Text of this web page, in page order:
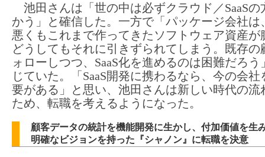
池田さんは「世の中は必ずクラウド／SaaSの
かう」と確信した。一方で「パッケージ会社は
悪くもこれまで作ってきたソフトウェア資産が
どうしてもそれに引きずられてしまう。既存の
ォローしつつ、SaaS化を進めるのは困難だろう
じていた。「SaaS開発に携わるなら、今の会社
要がある」と思い、池田さんは新しい時代の流
ため、転職を考えるようになった。
顧客データの統計を機能開発に生かし、付加価値を生
明確なビジョンを持った『シャノン』に転職を決意